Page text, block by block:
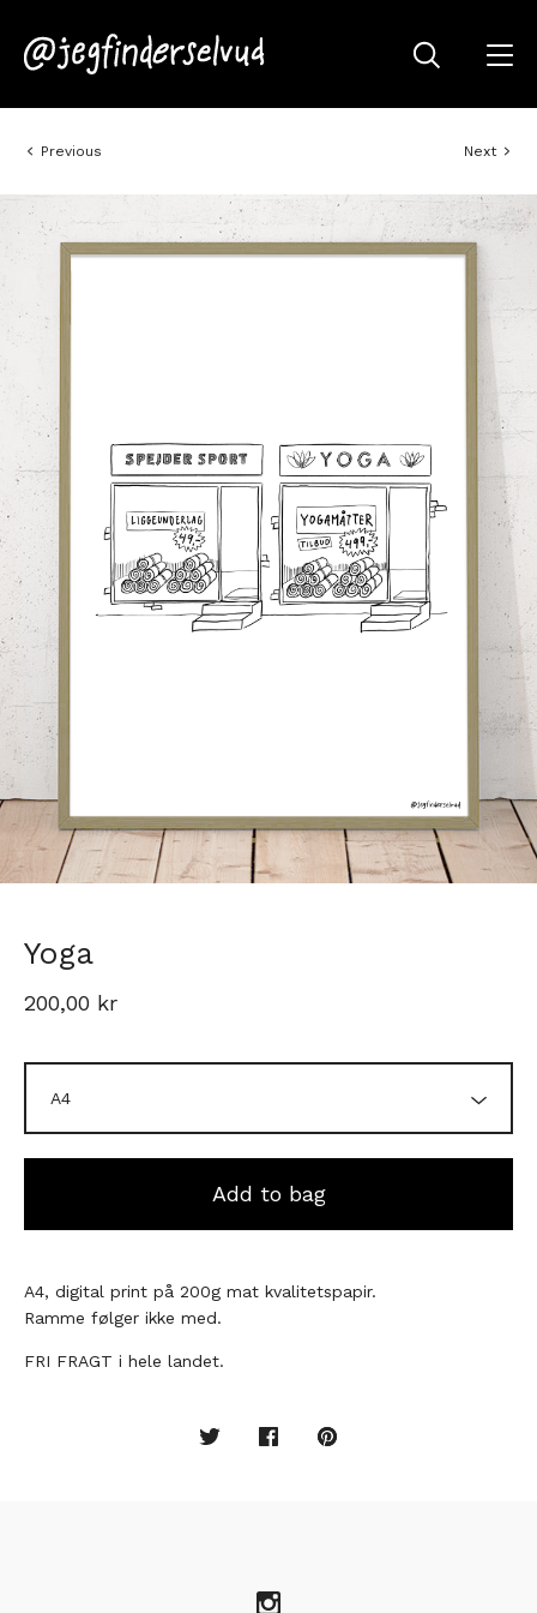
Previous Next
Yoga
200,00 kr
Add to bag
A4, digital print på 200g mat kvalitetspapir.
Ramme følger ikke med.
FRI FRAGT i hele landet.